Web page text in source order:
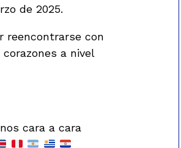
de 2025.
reencontrarse con
a nivel
cara a cara